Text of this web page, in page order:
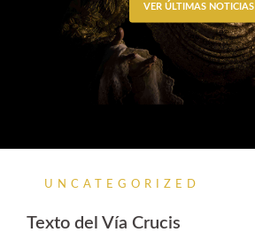
VER ÚLTIMAS NOTICIAS
UNCATEGORIZED
Texto del Vía Crucis